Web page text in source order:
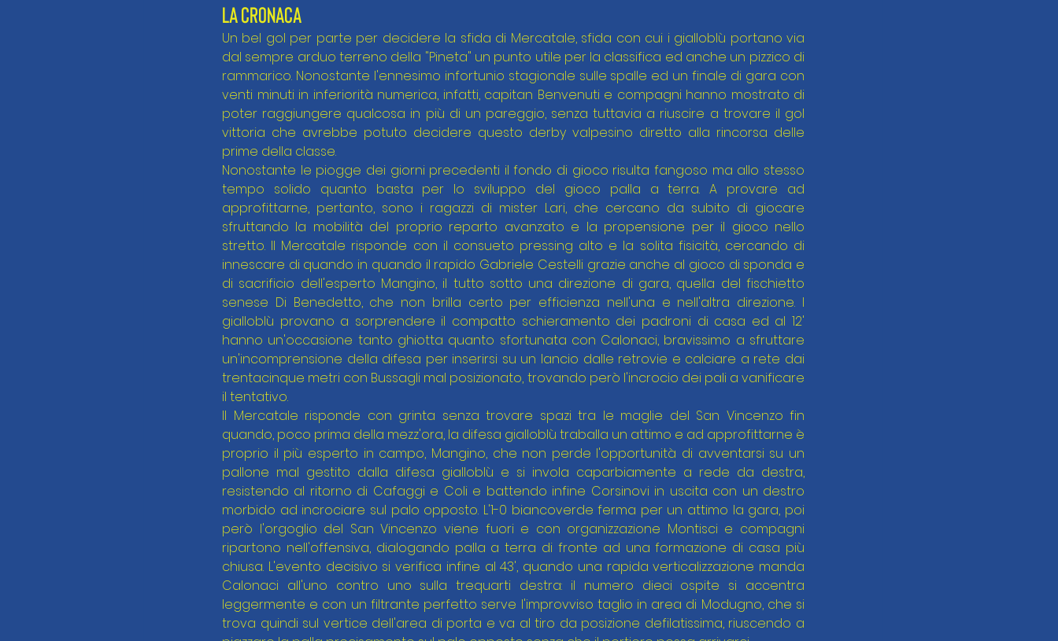
LA CRONACA
Un bel gol per parte per decidere la sfida di Mercatale, sfida con cui i gialloblù portano via
dal sempre arduo terreno della "Pineta" un punto utile per la classifica ed anche un pizzico di
rammarico. Nonostante l'ennesimo infortunio stagionale sulle spalle ed un finale di gara con
venti minuti in inferiorità numerica, infatti, capitan Benvenuti e compagni hanno mostrato di
poter raggiungere qualcosa in più di un pareggio, senza tuttavia a riuscire a trovare il gol
vittoria che avrebbe potuto decidere questo derby valpesino diretto alla rincorsa delle
prime della classe.
Nonostante le piogge dei giorni precedenti il fondo di gioco risulta fangoso ma allo stesso
tempo solido quanto basta per lo sviluppo del gioco palla a terra. A provare ad
approfittarne, pertanto, sono i ragazzi di mister Lari, che cercano da subito di giocare
sfruttando la mobilità del proprio reparto avanzato e la propensione per il gioco nello
stretto. Il Mercatale risponde con il consueto pressing alto e la solita fisicità, cercando di
innescare di quando in quando il rapido Gabriele Cestelli grazie anche al gioco di sponda e
di sacrificio dell'esperto Mangino, il tutto sotto una direzione di gara, quella del fischietto
senese Di Benedetto, che non brilla certo per efficienza nell'una e nell'altra direzione. I
gialloblù provano a sorprendere il compatto schieramento dei padroni di casa ed al 12'
hanno un'occasione tanto ghiotta quanto sfortunata con Calonaci, bravissimo a sfruttare
un'incomprensione della difesa per inserirsi su un lancio dalle retrovie e calciare a rete dai
trentacinque metri con Bussagli mal posizionato, trovando però l'incrocio dei pali a vanificare
il tentativo.
Il Mercatale risponde con grinta senza trovare spazi tra le maglie del San Vincenzo fin
quando, poco prima della mezz'ora, la difesa gialloblù traballa un attimo e ad approfittarne è
proprio il più esperto in campo, Mangino, che non perde l'opportunità di avventarsi su un
pallone mal gestito dalla difesa gialloblù e si invola caparbiamente a rede da destra,
resistendo al ritorno di Cafaggi e Coli e battendo infine Corsinovi in uscita con un destro
morbido ad incrociare sul palo opposto. L'1-0 biancoverde ferma per un attimo la gara, poi
però l'orgoglio del San Vincenzo viene fuori e con organizzazione Montisci e compagni
ripartono nell'offensiva, dialogando palla a terra di fronte ad una formazione di casa più
chiusa. L'evento decisivo si verifica infine al 43', quando una rapida verticalizzazione manda
Calonaci all'uno contro uno sulla trequarti destra: il numero dieci ospite si accentra
leggermente e con un filtrante perfetto serve l'improvviso taglio in area di Modugno, che si
trova quindi sul vertice dell'area di porta e va al tiro da posizione defilatissima, riuscendo a